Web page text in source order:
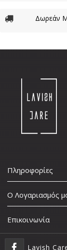
Δωρεάν
Πληροφορίες
Ο Λογαριασμός
Επικοινωνία
Lavish